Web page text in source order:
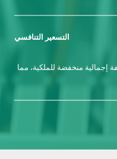
التسعير التنافسي
إجمالية منخفضة للملكية، مما